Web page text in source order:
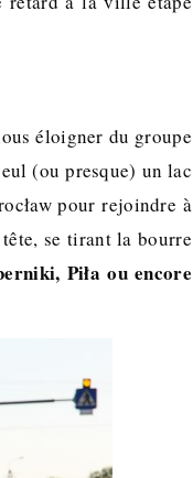
éloigner du groupe
(ou presque) un lac
pour rejoindre à
se tirant la bourre
Piła ou encore